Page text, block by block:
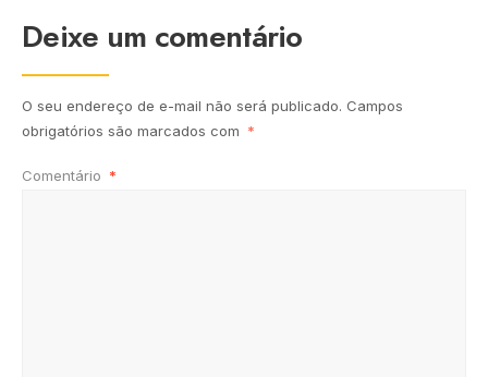
Deixe um comentário
O seu endereço de e-mail não será publicado. Campos
obrigatórios são marcados com *
Comentário *